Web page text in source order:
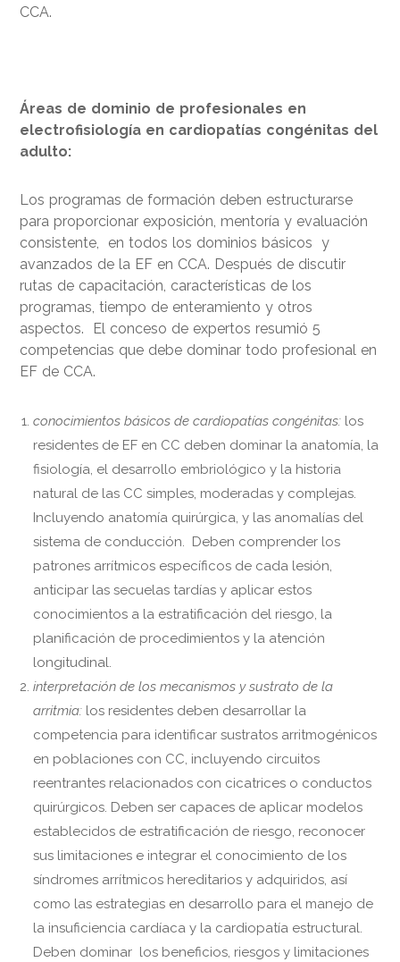
CCA.
Áreas de dominio de profesionales en
electrofisiología en cardiopatías congénitas del
adulto:
Los programas de formación deben estructurarse
para proporcionar exposición, mentoría y evaluación
consistente, en todos los dominios básicos y
avanzados de la EF en CCA. Después de discutir
rutas de capacitación, características de los
programas, tiempo de enteramiento y otros
aspectos. El conceso de expertos resumió 5
competencias que debe dominar todo profesional en
EF de CCA.
conocimientos básicos de cardiopatías congénitas: los
residentes de EF en CC deben dominar la anatomía, la
fisiología, el desarrollo embriológico y la historia
natural de las CC simples, moderadas y complejas.
Incluyendo anatomía quirúrgica, y las anomalías del
sistema de conducción. Deben comprender los
patrones arrítmicos específicos de cada lesión,
anticipar las secuelas tardías y aplicar estos
conocimientos a la estratificación del riesgo, la
planificación de procedimientos y la atención
longitudinal.
interpretación de los mecanismos y sustrato de la
arritmia: los residentes deben desarrollar la
competencia para identificar sustratos arritmogénicos
en poblaciones con CC, incluyendo circuitos
reentrantes relacionados con cicatrices o conductos
quirúrgicos. Deben ser capaces de aplicar modelos
establecidos de estratificación de riesgo, reconocer
sus limitaciones e integrar el conocimiento de los
síndromes arrítmicos hereditarios y adquiridos, así
como las estrategias en desarrollo para el manejo de
la insuficiencia cardíaca y la cardiopatía estructural.
Deben dominar los beneficios, riesgos y limitaciones